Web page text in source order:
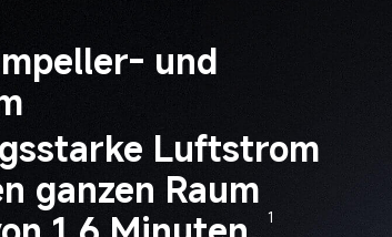
und
Luftstrom
ganzen Raum
1